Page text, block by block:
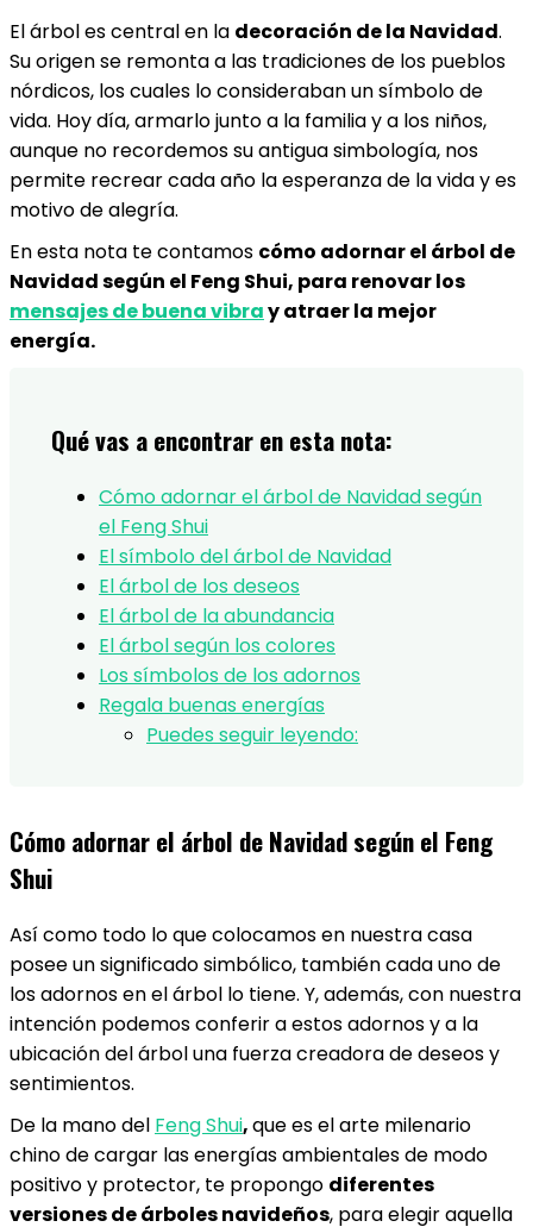
El árbol es central en la decoración de la Navidad.
Su origen se remonta a las tradiciones de los pueblos
nórdicos, los cuales lo consideraban un símbolo de
vida. Hoy día, armarlo junto a la familia y a los niños,
aunque no recordemos su antigua simbología, nos
permite recrear cada año la esperanza de la vida y es
motivo de alegría.
En esta nota te contamos cómo adornar el árbol de
Navidad según el Feng Shui, para renovar los
mensajes de buena vibray atraer la mejor
energía.
Qué vas a encontrar en esta nota:
Cómo adornar el árbol de Navidad según
el Feng Shui
El símbolo del árbol de Navidad
El árbol de los deseos
El árbol de la abundancia
El árbol según los colores
Los símbolos de los adornos
Regala buenas energías
Puedes seguir leyendo:
Cómo adornar el árbol de Navidad según el Feng
Shui
Así como todo lo que colocamos en nuestra casa
posee un significado simbólico, también cada uno de
los adornos en el árbol lo tiene. Y, además, con nuestra
intención podemos conferir a estos adornos y a la
ubicación del árbol una fuerza creadora de deseos y
sentimientos.
De la mano del Feng Shui,que es el arte milenario
chino de cargar las energías ambientales de modo
positivo y protector, te propongo diferentes
versiones de árboles navideños, para elegir aquella